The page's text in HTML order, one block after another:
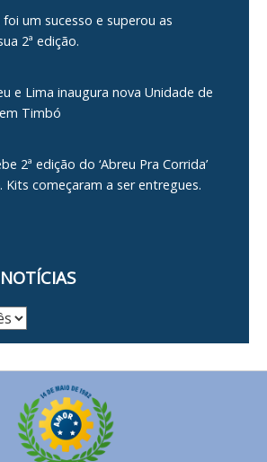
um sucesso e superou as
2ª edição.
e Lima inaugura nova Unidade de
Timbó
2ª edição do ‘Abreu Pra Corrida’
começaram a ser entregues.